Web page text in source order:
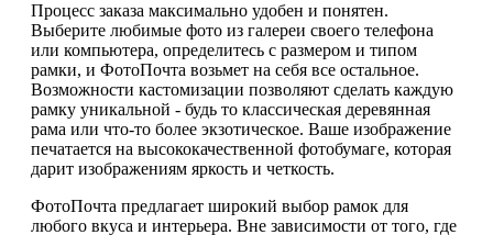
Процесс заказа максимально удобен и понятен.
Выберите любимые фото из галереи своего телефона
или компьютера, определитесь с размером и типом
рамки, и ФотоПочта возьмет на себя все остальное.
Возможности кастомизации позволяют сделать каждую
рамку уникальной - будь то классическая деревянная
рама или что-то более экзотическое. Ваше изображение
печатается на высококачественной фотобумаге, которая
дарит изображениям яркость и четкость.
ФотоПочта предлагает широкий выбор рамок для
любого вкуса и интерьера. Вне зависимости от того, где